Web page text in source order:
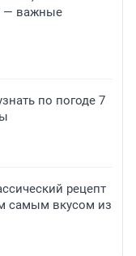
— важные
по погоде 7
рецепт
самым вкусом из